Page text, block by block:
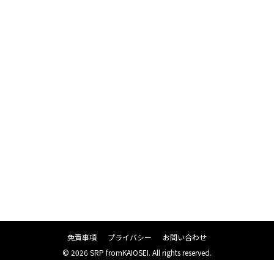
免責事項 プライバシー
お問い合わせ
© 2026 SRP fromKAIOSEI. All rights reserved.